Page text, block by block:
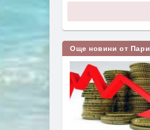
Още новини от Пари